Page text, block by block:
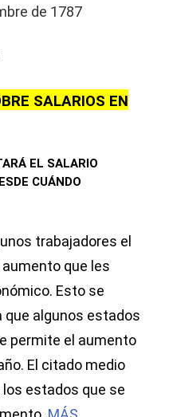
de 1787
SALARIOS EN
EL SALARIO
CUÁNDO
trabajadores el
que les
Esto se
que algunos estados
permite el aumento
El citado medio
estados que se